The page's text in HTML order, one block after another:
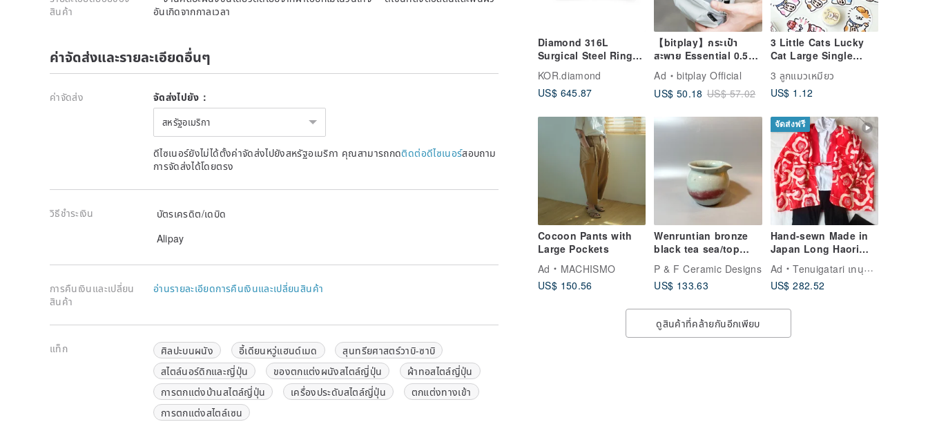
Diamond 316L
Surgical Steel Ring
Casting Jewelry for
Couple
KOR.diamond
US$ 645.87
【bitplay】กระเป๋า
สะพาย Essential 0.5L
ขนาดพกพา | กระเป๋า
สะพายข้าง
Ad
bitplay Official
US$ 50.18 US$ 57.02
3 Little Cats Lucky
Cat Large Single
Sticker - Series 8 /
Waterproof Sticker /
Multiple Designs
3 ลูกแมวเหมียว
US$ 1.12
Cocoon Pants with
Large Pockets
Ad
MACHISMO
US$ 150.56
Wenruntian bronze
black tea sea/top
celadon/handmade
by Xiao Pingfan
P & F Ceramic Designs
US$ 133.63
จัดส่งฟรี
Hand-sewn Made in
Japan Long Haori
Unisex Mens Kimono
Handmade
Ad
Tenuigatari เทนุงาตาริ
US$ 282.52
ดูสินค้าที่คล้ายกันอีกเพียบ
สินค้า
อันเกิดจากกาลเวลา
ค่าจัดส่งและรายละเอียดอื่นๆ
ค่าจัดส่ง จัดส่งไปยัง：
สหรัฐอเมริกา
ดีไซเนอร์ยังไม่ได้ตั้งค่าจัดส่งไปยังสหรัฐอเมริกา คุณสามารถกดติดต่อดีไซเนอร์สอบถาม
การจัดส่งได้โดยตรง
วิธีชำระเงิน
บัตรเครดิต/เดบิด
Alipay
การคืนเงินและเปลี่ยน
สินค้า
อ่านรายละเอียดการคืนเงินและเปลี่ยนสินค้า
แท็ก ศิลปะบนผนัง อี้เดียนหวู่แฮนด์เมด
สุนทรียศาสตร์วาบิ-ซาบิ
สไตล์นอร์ดิกและญี่ปุ่น
ของตกแต่งผนังสไตล์ญี่ปุ่น
ผ้าทอสไตล์ญี่ปุ่น
การตกแต่งบ้านสไตล์ญี่ปุ่น
เครื่องประดับสไตล์ญี่ปุ่น
ตกแต่งทางเข้า
การตกแต่งสไตล์เซน